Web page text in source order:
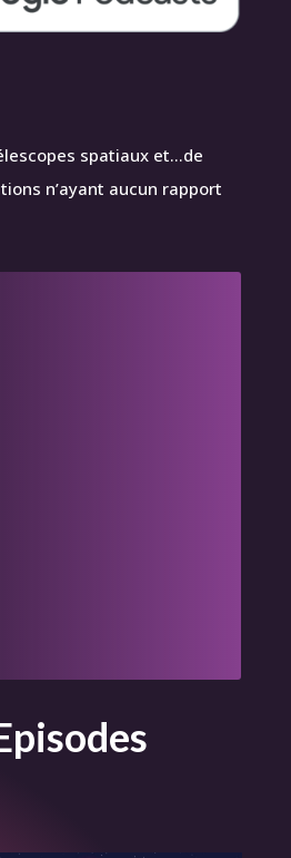
spatiaux et…de
n’ayant aucun rapport